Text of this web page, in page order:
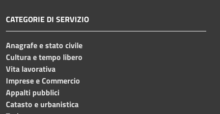
CATEGORIE DI SERVIZIO
Anagrafe e stato civile
Cultura e tempo libero
Vita lavorativa
Imprese e Commercio
Appalti pubblici
Catasto e urbanistica